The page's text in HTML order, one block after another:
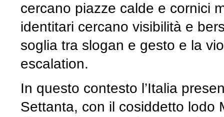
cercano piazze calde e cornici
identitari cercano visibilità e
soglia tra slogan e gesto e la
escalation.
In questo contesto l’Italia
Settanta, con il cosiddetto lodo